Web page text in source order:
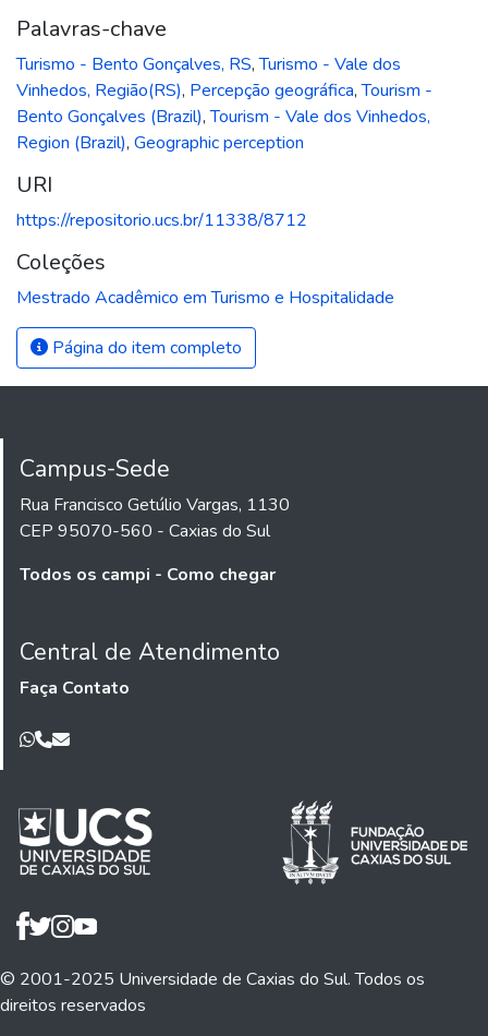
Palavras-chave
Turismo - Bento Gonçalves, RS,Turismo - Vale dos
Vinhedos, Região(RS), Percepção geográfica,Tourism -
Bento Gonçalves (Brazil),Tourism - Vale dos Vinhedos,
Region (Brazil), Geographic perception
URI
https://repositorio.ucs.br/11338/8712
Coleções
Mestrado Acadêmico em Turismo e Hospitalidade
Página do item completo
Campus-Sede
Rua Francisco Getúlio Vargas, 1130
CEP 95070-560 - Caxias do Sul
Todos os campi - Como chegar
Central de Atendimento
Faça Contato
© 2001-2025 Universidade de Caxias do Sul. Todos os
direitos reservados